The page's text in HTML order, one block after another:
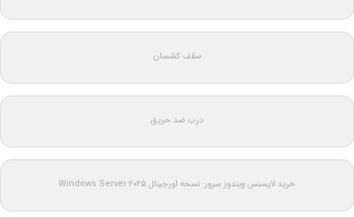
سقف کشسان
درب ضد حریق
خرید لایسنس ویندوز سرور: نسخه اورجینال Windows Server 2025